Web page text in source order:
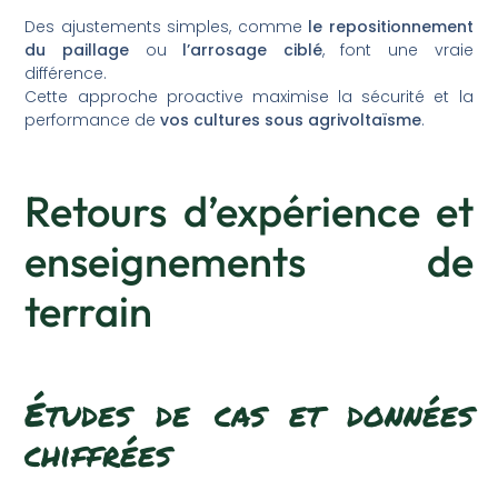
Des ajustements simples, comme le repositionnement
du paillage ou l’arrosage ciblé, font une vraie
différence.
Cette approche proactive maximise la sécurité et la
performance devos cultures sous agrivoltaïsme.
Retours d’expérience et
enseignements de
terrain
Études de cas et données
chiffrées